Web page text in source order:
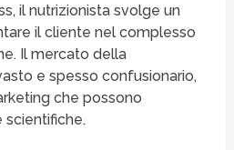
il nutrizionista svolge un
il cliente nel complesso
Il mercato della
e spesso confusionario,
che possono
scientifiche.